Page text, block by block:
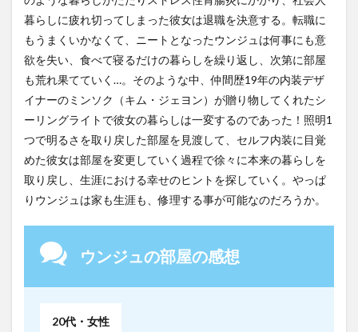
暮らしに疲れ切ってしまった彼女は退職を決意する。転職に
もうまくいかなくて、ニートとなったウンジュは何事にも意
欲を失い、食べて寝るだけの暮らしを繰り返し、次第に部屋
も荒れ果てていく…。そのような中、仲間歴19年の内装デザ
イナーのミンソク（キム・ジェヨン）が贈り物してくれたシ
ーリングライトで彼女の暮らしは一変するのであった！照明1
つで明るさを取り戻した部屋を見渡して、セルフ内装に目覚
めた彼女は部屋を変更していく過程で徐々に本来の暮らしを
取り戻し、生涯における幸せのヒントを探していく。やっぱ
りウンジュは家も生涯も、修理する事が可能なのだろうか。
ウンジュの部屋の感想
20代・女性